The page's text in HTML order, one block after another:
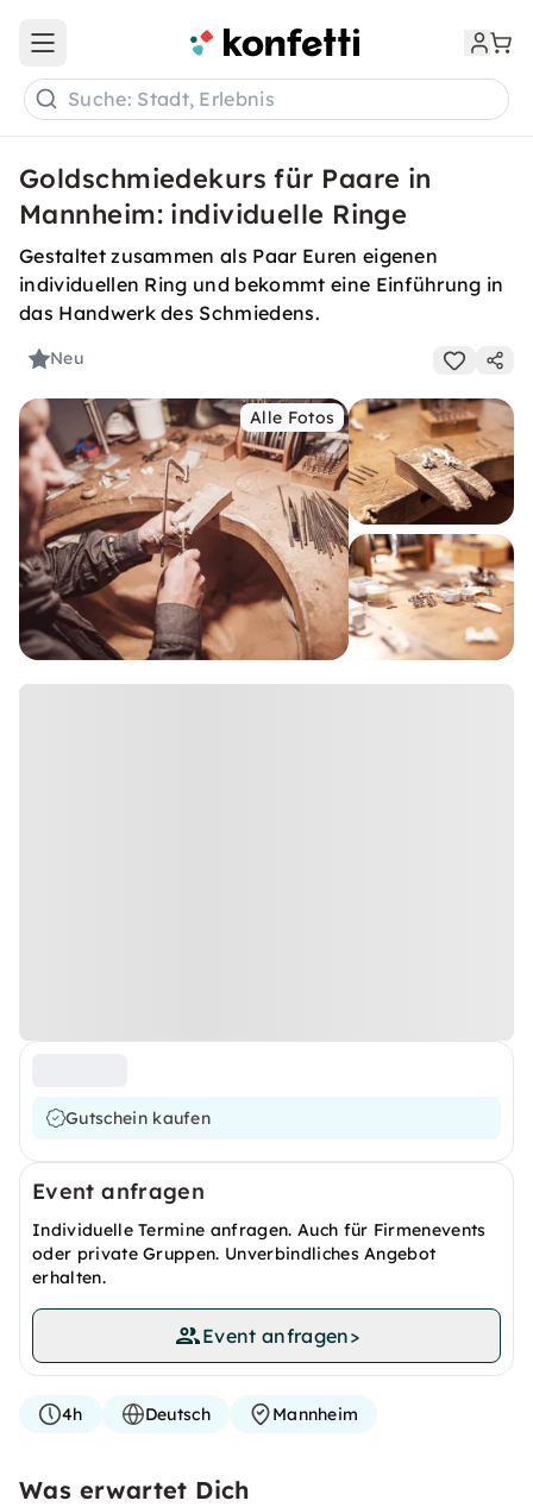
Open main menu
Suche: Stadt, Erlebnis
Goldschmiedekurs für Paare in
Mannheim: individuelle Ringe
Gestaltet zusammen als Paar Euren eigenen
individuellen Ring und bekommt eine Einführung in
das Handwerk des Schmiedens.
Neu
Alle Fotos
Gutschein kaufen
Event anfragen
Individuelle Termine anfragen. Auch für Firmenevents
oder private Gruppen. Unverbindliches Angebot
erhalten.
Event anfragen>
4h Deutsch Mannheim
Was erwartet Dich